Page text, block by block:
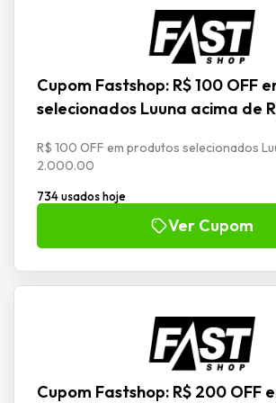
Cupom Fastshop: R$ 100 OFF
selecionados Luuna acima de
R$ 100 OFF em produtos selecionados
2.000.00
734 usados hoje
Ver Cupom
Cupom Fastshop: R$ 200 OFF